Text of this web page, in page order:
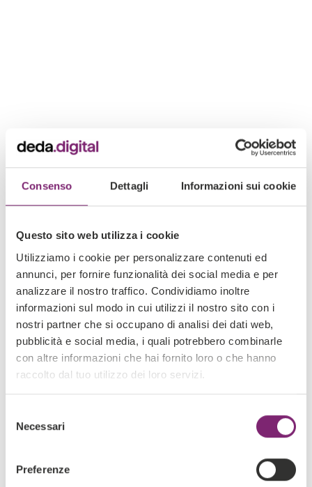
Consenso Dettagli Informazioni sui cookie
Questo sito web utilizza i cookie
Utilizziamo i cookie per personalizzare contenuti ed
annunci, per fornire funzionalità dei social media e per
analizzare il nostro traffico. Condividiamo inoltre
informazioni sul modo in cui utilizzi il nostro sito con i
nostri partner che si occupano di analisi dei dati web,
pubblicità e social media, i quali potrebbero combinarle
con altre informazioni che hai fornito loro o che hanno
raccolto dal tuo utilizzo dei loro servizi.
delNecessari
Preferenze